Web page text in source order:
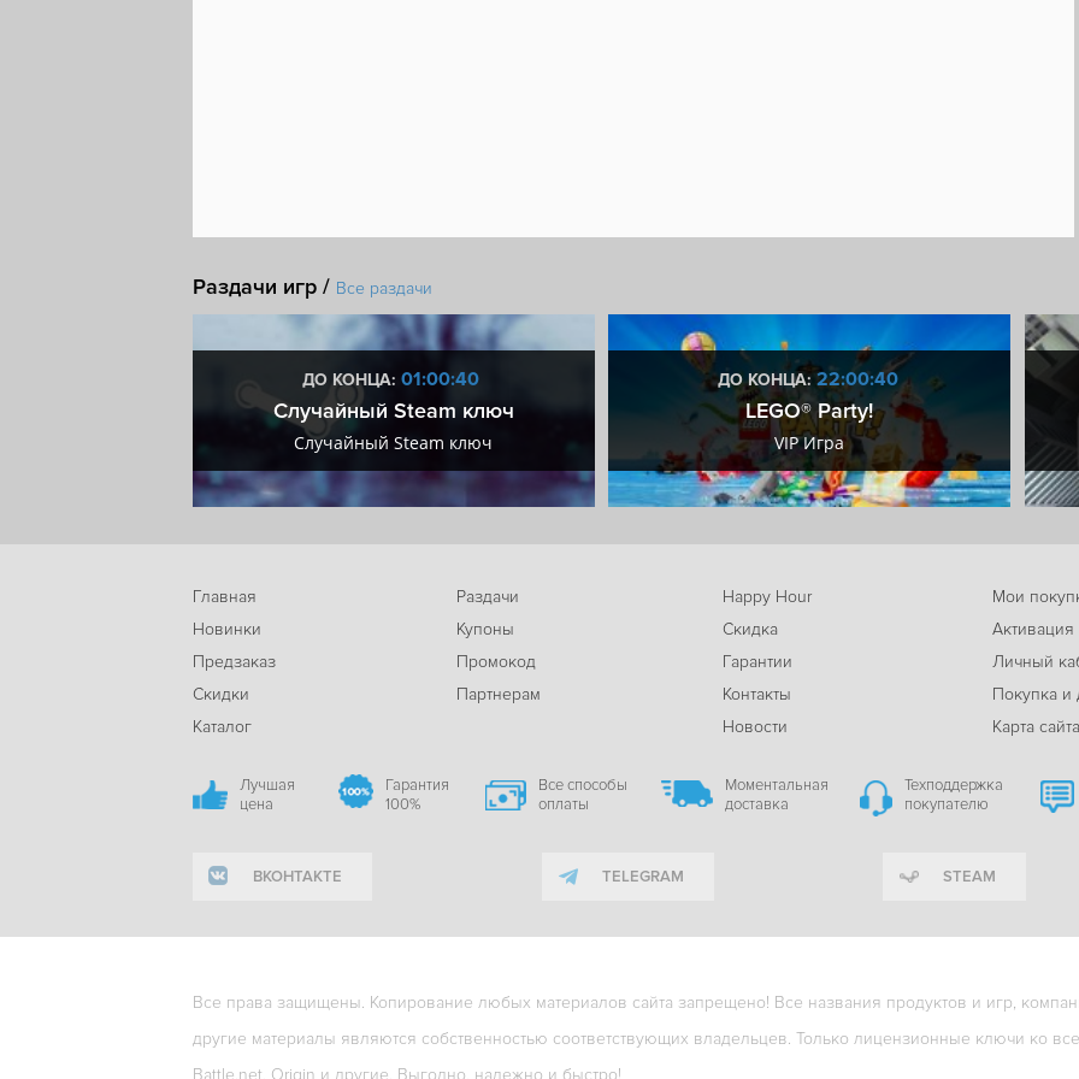
Раздачи игр / Все раздачи
ДО КОНЦА: 01:00:39
Случайный Steam ключ
Случайный Steam ключ
ДО КОНЦА:22:00:39
LEGO® Party!
VIP Игра
Главная
Новинки
Предзаказ
Скидки
Каталог
Раздачи
Купоны
Промокод
Партнерам
Happy Hour
Скидка
Гарантии
Контакты
Новости
Мои
Активация
Личный
Покупка и
Карта сайта
Лучшая
цена
Гарантия
100%
Все способы
оплаты
Моментальная
доставка
Техподдержка
покупателю
ВКОНТАКТЕ TELEGRAM STEAM
Все права защищены. Копирование любых материалов сайта запрещено! Все названия продуктов и игр,
другие материалы являются собственностью соответствующих владельцев. Только лицензионные ключи ко
Battle.net, Origin и другие. Выгодно, надежно и быстро!